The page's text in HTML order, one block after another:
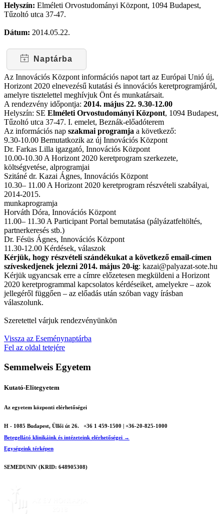
Helyszín: Elméleti Orvostudományi Központ, 1094 Budapest,
Tűzoltó utca 37-47.
Dátum: 2014.05.22.
Naptárba
Az Innovációs Központ információs napot tart az Európai Unió új,
Horizont 2020 elnevezésű kutatási és innovációs keretprogramjáról,
amelyre tisztelettel meghívjuk Önt és munkatársait.
A rendezvény időpontja: 2014. május 22. 9.30-12.00
Helyszín: SE Elméleti Orvostudományi Központ, 1094 Budapest,
Tűzoltó utca 37-47. I. emelet, Beznák-előadóterem
Az információs nap szakmai programja a következő:
9.30-10.00 Bemutatkozik az új Innovációs Központ
Dr. Farkas Lilla igazgató, Innovációs Központ
10.00-10.30 A Horizont 2020 keretprogram szerkezete,
költségvetése, alprogramjai
Szitáné dr. Kazai Ágnes, Innovációs Központ
10.30– 11.00 A Horizont 2020 keretprogram részvételi szabályai,
2014-2015.
munkaprogramja
Horváth Dóra, Innovációs Központ
11.00– 11.30 A Participant Portal bemutatása (pályázatfeltöltés,
partnerkeresés stb.)
Dr. Fésüs Ágnes, Innovációs Központ
11.30-12.00 Kérdések, válaszok
Kérjük, hogy részvételi szándékukat a következő email-címen
szíveskedjenek jelezni 2014. május 20-ig: kazai@palyazat-sote.hu
Kérjük ugyancsak erre a címre előzetesen megküldeni a Horizont
2020 keretprogrammal kapcsolatos kérdéseiket, amelyekre – azok
jellegéről függően – az előadás után szóban vagy írásban
válaszolunk.
Szeretettel várjuk rendezvényünkön
Vissza az Eseménynaptárba
Fel az oldal tetejére
Semmelweis Egyetem
Kutató-Elitegyetem
Az egyetem központi elérhetőségei
H - 1085 Budapest, Üllői út 26.
+36 1 459-1500 | +36-20-825-1000
Betegellátó klinikáink és intézeteink elérhetőségei →
Egységeink térképen
SEMEDUNIV (KRID: 648905308)